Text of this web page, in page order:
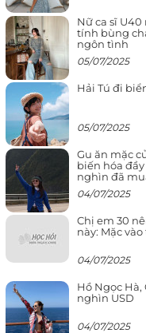
Nữ ca sĩ
tính bùng
ngôn tình
05/07/2025
Hải Tú đi
05/07/2025
Gu ăn mặc
biến hóa
nghìn đã
04/07/2025
Chị em 30
này: Mặc
04/07/2025
Hồ Ngọc Hà,
nghìn USD
04/07/2025